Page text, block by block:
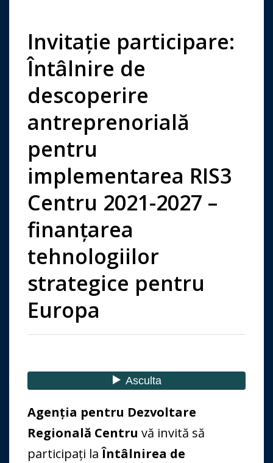
Invitație participare:
Întâlnire de
descoperire
antreprenorială
pentru
implementarea RIS3
Centru 2021-2027 –
finanțarea
tehnologiilor
strategice pentru
Europa
Agenția pentru Dezvoltare
Regională Centru vă invită să
participați laÎntâlnirea de